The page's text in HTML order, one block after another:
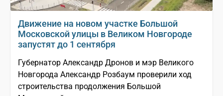
Движение на новом участке Большой
Московской улицы в Великом Новгороде
запустят до 1 сентября
Губернатор Александр Дронов и мэр Великого
Новгорода Александр Розбаум проверили ход
строительства продолжения Большой